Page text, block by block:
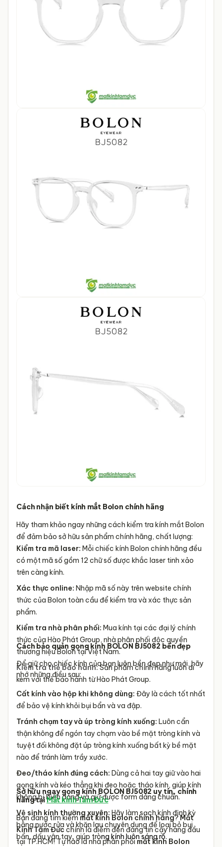
Cách nhận biết kính mắt Bolon chính hãng
Hãy tham khảo ngay những cách kiểm tra kính mắt Bolon
để đảm bảo sở hữu sản phẩm chính hãng, chất lượng:
Kiểm tra mã laser: Mỗi chiếc kính Bolon chính hãng đều
có một mã số gồm 12 chữ số được khắc laser tinh xảo
trên càng kính.
Xác thực online: Nhập mã số này trên website chính
thức của Bolon toàn cầu để kiểm tra và xác thực sản
phẩm.
Kiểm tra nhà phân phối: Mua kính tại các đại lý chính
thức của Hào Phát Group, nhà phân phối độc quyền
thương hiệu Bolon tại Việt Nam.
Kiểm tra thẻ bảo hành:Sản phẩm chính hãng luôn đi
kèm với thẻ bảo hành từ Hào Phát Group.
Cách bảo quản gọng kính BOLON BJ5082 bền đẹp
Để giữ cho chiếc kính của bạn luôn bền đẹp như mới, hãy
nhớ những điều sau:
Cất kính vào hộp khi không dùng: Đây là cách tốt nhất
để bảo vệ kính khỏi bụi bẩn và va đập.
Tránh chạm tay và úp tròng kính xuống: Luôn cẩn
thận không để ngón tay chạm vào bề mặt tròng kính và
tuyệt đối không đặt úp tròng kính xuống bất kỳ bề mặt
nào để tránh làm trầy xước.
Đeo/tháo kính đúng cách: Dùng cả hai tay giữ vào hai
gọng kính và kéo thẳng khi đeo hoặc tháo kính, giúp kính
không bị biến dạng và giữ được form dáng chuẩn.
Vệ sinh kính thường xuyên: Hãy làm sạch kính định kỳ
bằng nước rửa và khăn lau chuyên dụng để loại bỏ bụi
bẩn, dấu vân tay, giúp tròng kính luôn sáng rõ.
Sở hữu ngay gọng kính BOLON BJ5082 uy tín, chính
hãng tạiMắt kính Tâm Đức
Bạn đang tìm kiếmmắt kính Bolon chính hãng?Mắt
Kính Tâm Đứcchính là điểm đến đáng tin cậy hàng đầu
tại TP.HCM! Tự hào là nhà phân phốimắt kính Bolon